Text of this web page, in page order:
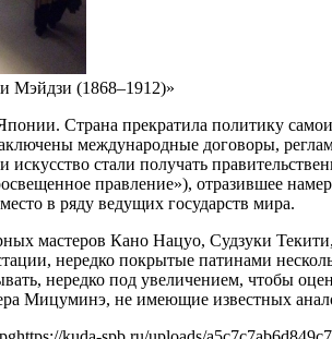
Мэйдзи (1868–1912)»
Страна прекратила политику
международные договоры,
искусство стали получать
правление»), отразившее
в ряду ведущих государств мира.
мастеров Кано Нацуо, Судзуки
нередко покрытые патинами
нередко под увеличением, чтобы
Мицуминэ, не имеющие известных